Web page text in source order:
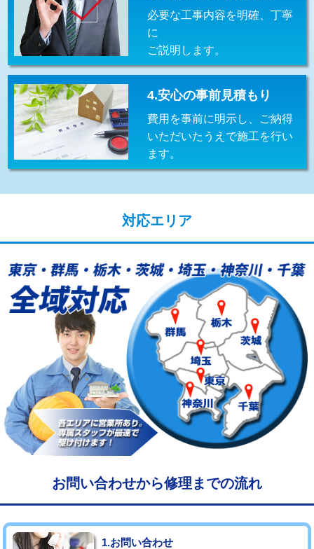
持込商品取付（単水栓） 13,200円
持込商品取付（混合水栓） 16,500円
持込商品取付（浄水器・分岐水栓） 16,500円
給水管工事※（ホール加工) 16,500円
給水管工事※（バンド止め) 3,300円
給水管工事※（支持金具設置)
業)
給水管工事※（塩ビ管（VP・HI）使
用/3ｍまで)
33,000円
給水管工事※（塩ビ管（VP・HI）使
用（追加）/3ｍ超え)
+8,800円
給水管工事※（ライニング鋼管・銅
管・ポリ管・HT管使用/3ｍまで)
44,000円
給水管工事※（ライニング鋼管・銅
管・ポリ管・HT管使用/3ｍ超え)
+8,800円
マス交換（土の掘削・埋め戻し作業） 11,000円~
マス交換（深さ50㎝未満） 55,000円
マス交換（深さ50㎝以上） 66,000円
コンクリート斫り（厚さ10㎝まで）
必要な工事内容を明確、丁寧
に
ご説明します。
4.安心の事前見積もり
費用を事前に明示し、ご納得
いただいたうえで施工を行い
ます。
対応エリア
お問い合わせから修理までの流れ
1.お問い合わせ